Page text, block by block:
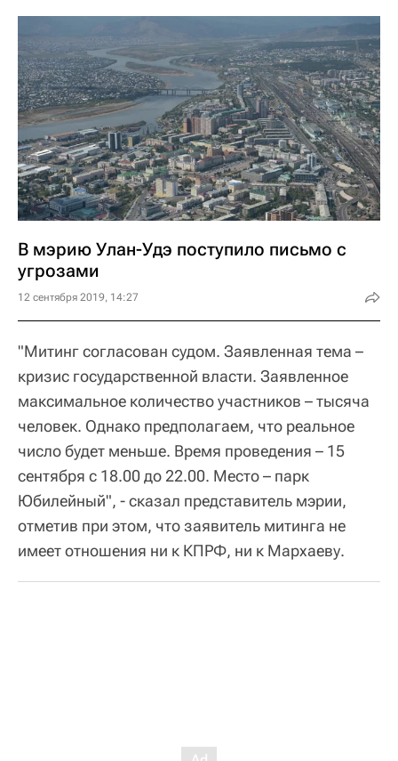
В мэрию Улан-Удэ поступило письмо с
угрозами
12 сентября 2019, 14:27
"Митинг согласован судом. Заявленная тема –
кризис государственной власти. Заявленное
максимальное количество участников – тысяча
человек. Однако предполагаем, что реальное
число будет меньше. Время проведения – 15
сентября с 18.00 до 22.00. Место – парк
Юбилейный", - сказал представитель мэрии,
отметив при этом, что заявитель митинга не
имеет отношения ни к КПРФ, ни к Мархаеву.